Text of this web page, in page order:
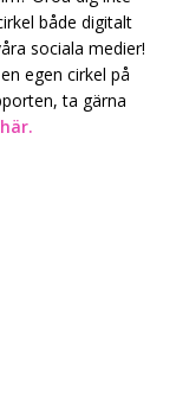
både digitalt
sociala medier!
egen cirkel på
ta gärna
här.